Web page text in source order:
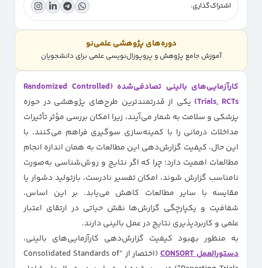
چک لیست CONSORT چیست؟
چرا چک لیست کانسورت در کارآزمایی‌های بالینی اهمیت دارد؟
معرفی نسخه فارسی چک لیست CONSORT
نحوه استفاده از چک لیست CONSORT در نگارش مقاله
مزایای استفاده از چک لیست کانسورت برای پژوهشگران و دانشجویان
جمع‌بندی و توصیه‌ها برای پژوهشگران
اشتراک‌گذاری:
دوره‌های پژوهشی علمی‌نو
آموزش جامع پژوهش و پروپوزال‌نویسی علمی برای دانشجویان
کارآزمایی‌های بالینی تصادفی‌شده (Randomized Controlled
Trials, RCTs) یکی از قدرتمندترین طرح‌های پژوهشی در حوزه
پزشکی و سلامت به شمار می‌آیند، زیرا امکان بررسی مؤثر تأثیرات
مداخلات درمانی را با کمینه‌سازی سوگیری فراهم می‌کنند. با
این حال، کیفیت گزارش‌دهی این مطالعات به همان اندازه انجام
مطالعات اهمیت دارد؛ چرا که اگر نتایج و روش‌شناسی به‌صورت
نامناسب گزارش شوند، امکان تفسیر نادرست، بازتولید دشوار یا
مقایسه با سایر مطالعات کاهش می‌یابد. بر این اساس،
شفافیت و یکپارچگی گزارش‌ها نقش حیاتی در ارتقای اعتبار
علمی و کاربردپذیری نتایج در عمل بالینی دارند.
به منظور بهبود کیفیت گزارش‌دهی کارآزمایی‌های بالینی،
دستورالعمل CONSORT
(اختصار از “Consolidated Standards of